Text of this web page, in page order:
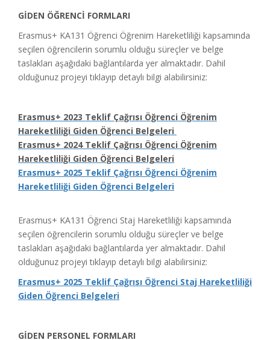
GİDEN ÖĞRENCİ FORMLARI
Erasmus+ KA131 Öğrenci Öğrenim Hareketliliği kapsamında
seçilen öğrencilerin sorumlu olduğu süreçler ve belge
taslakları aşağıdaki bağlantılarda yer almaktadır. Dahil
olduğunuz projeyi tıklayıp detaylı bilgi alabilirsiniz:
Erasmus+ 2023 Teklif Çağrısı Öğrenci Öğrenim
Hareketliliği Giden Öğrenci Belgeleri
Erasmus+ 2024 Teklif Çağrısı Öğrenci Öğrenim
Hareketliliği Giden Öğrenci Belgeleri
Erasmus+ 2025 Teklif Çağrısı Öğrenci Öğrenim
Hareketliliği Giden Öğrenci Belgeleri
Erasmus+ KA131 Öğrenci Staj Hareketliliği kapsamında
seçilen öğrencilerin sorumlu olduğu süreçler ve belge
taslakları aşağıdaki bağlantılarda yer almaktadır. Dahil
olduğunuz projeyi tıklayıp detaylı bilgi alabilirsiniz:
Erasmus+ 2025 Teklif Çağrısı Öğrenci Staj Hareketliliği
Giden Öğrenci Belgeleri
GİDEN PERSONEL FORMLARI